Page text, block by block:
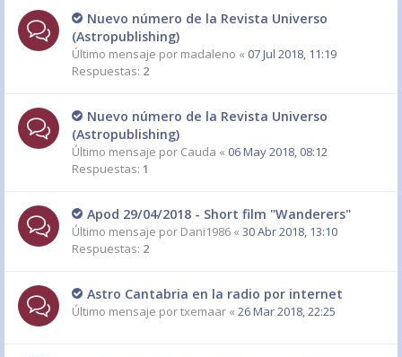
Nuevo número de la Revista Universo
(Astropublishing)
Último mensaje por madaleno « 07 Jul 2018, 11:19
Respuestas: 2
Nuevo número de la Revista Universo
(Astropublishing)
Último mensaje por Cauda « 06 May 2018, 08:12
Respuestas: 1
Apod 29/04/2018 - Short film "Wanderers"
Último mensaje por Dani1986 « 30 Abr 2018, 13:10
Respuestas: 2
Astro Cantabria en la radio por internet
Último mensaje portxemaar « 26 Mar 2018, 22:25